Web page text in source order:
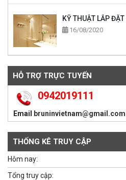
KỸ THUẬT LẮP
16/08/2020
HỖ TRỢ TRỰC TUYẾN
0942019111
Email bruninvietnam@gmail.com
THỐNG KÊ TRUY CẬP
Hôm nay:
Tổng truy cập: